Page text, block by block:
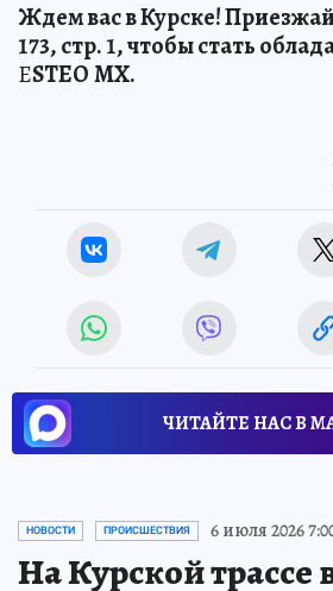
Ждем вас в Курске!
173, стр. 1, чтобы стать
ESTEOMX.
ЧИТАЙТЕ НАС В
НОВОСТИ ПРОИСШЕСТВИЯ 6 июля 2026
На Курской трассе